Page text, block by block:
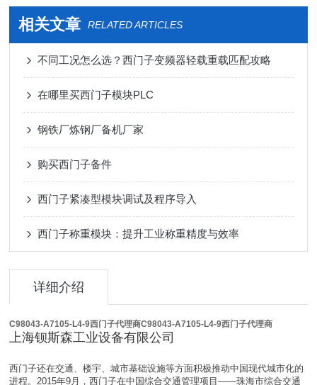
相关文章 RELATED ARTICLES
不同工况怎么选？西门子变频器轻载重载匹配攻略
在哪里买西门子模块PLC
钢铁厂炼钢厂备机厂家
购买西门子备件
西门子紧凑型模块调试及程序导入
西门子称重模块：提升工业称重精度与效率
详细介绍
C98043-A7105-L4-9西门子代理商C98043-A7105-L4-9西门子代理商
上海钡斯森工业设备有限公司
西门子还在交通、楼宇、城市基础设施等方面积极推动中国现代城市化的
进程。2015年9月，西门子在中国综合交通管理项目——珠海市综合交通